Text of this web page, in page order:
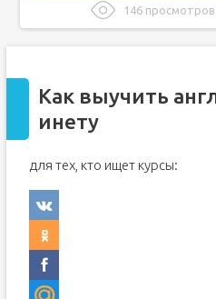
146 просмотров
5 способов выучить
Как выучить английский по
Как выучить
инету
для тех, кто ищет курсы: